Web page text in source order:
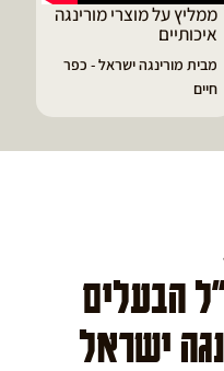
ממליץ על מוצרי מורינגה
איכותיים
מבית מורינגה ישראל - כפר
חיים
הבעלים
ישראל